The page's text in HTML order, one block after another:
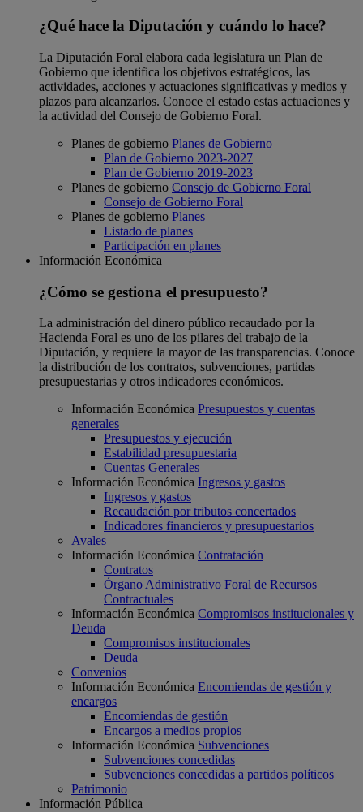
¿Qué hace la Diputación y cuándo lo hace?
La Diputación Foral elabora cada legislatura un Plan de
Gobierno que identifica los objetivos estratégicos, las
actividades, acciones y actuaciones significativas y medios y
plazos para alcanzarlos. Conoce el estado estas actuaciones y
la actividad del Consejo de Gobierno Foral.
Planes de gobierno Planes de Gobierno
Plan de Gobierno 2023-2027
Plan de Gobierno 2019-2023
Planes de gobierno Consejo de Gobierno Foral
Consejo de Gobierno Foral
Planes de gobierno Planes
Listado de planes
Participación en planes
Información Económica
¿Cómo se gestiona el presupuesto?
La administración del dinero público recaudado por la
Hacienda Foral es uno de los pilares del trabajo de la
Diputación, y requiere la mayor de las transparencias. Conoce
la distribución de los contratos, subvenciones, partidas
presupuestarias y otros indicadores económicos.
Información Económica Presupuestos y cuentas
generales
Presupuestos y ejecución
Estabilidad presupuestaria
Cuentas Generales
Información Económica Ingresos y gastos
Ingresos y gastos
Recaudación por tributos concertados
Indicadores financieros y presupuestarios
Avales
Información Económica Contratación
Contratos
Órgano Administrativo Foral de Recursos
Contractuales
Información Económica Compromisos institucionales y
Deuda
Compromisos institucionales
Deuda
Convenios
Información Económica Encomiendas de gestión y
encargos
Encomiendas de gestión
Encargos a medios propios
Información Económica Subvenciones
Subvenciones concedidas
Subvenciones concedidas a partidos políticos
Patrimonio
Información Pública